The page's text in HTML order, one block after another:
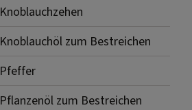
Knoblauchzehen
Knoblauchöl zum Bestreichen
Pfeffer
Pflanzenöl zum Bestreichen